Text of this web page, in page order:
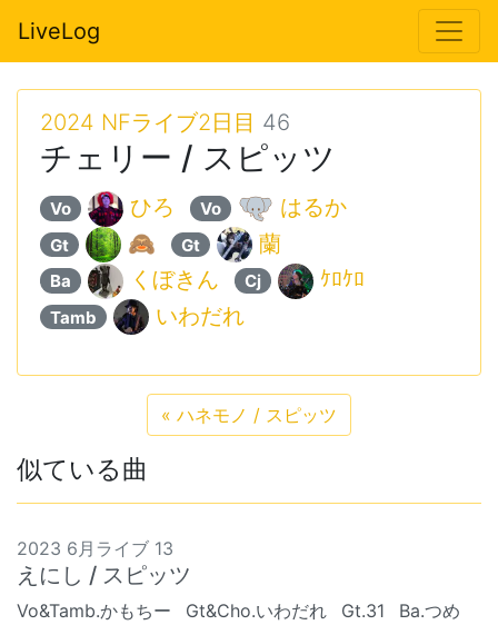
LiveLog
2024 NFライブ2日目 46
チェリー / スピッツ
Vo ひろ Vo はるか
Gt 🙈 Gt 蘭
Ba くぼきん Cj ｹﾛｹﾛ
Tamb いわだれ
« ハネモノ / スピッツ
似ている曲
2023 6月ライブ 13
えにし / スピッツ
Vo&Tamb.かもちー Gt&Cho.いわだれ Gt.31
Ba.つめ